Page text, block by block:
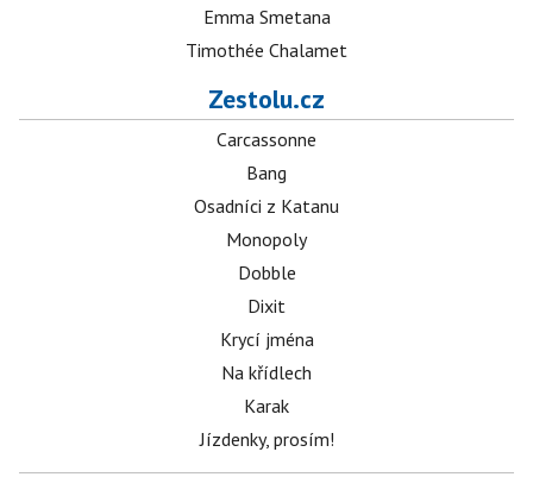
Emma Smetana
Timothée Chalamet
Zestolu.cz
Carcassonne
Bang
Osadníci z Katanu
Monopoly
Dobble
Dixit
Krycí jména
Na křídlech
Karak
Jízdenky, prosím!